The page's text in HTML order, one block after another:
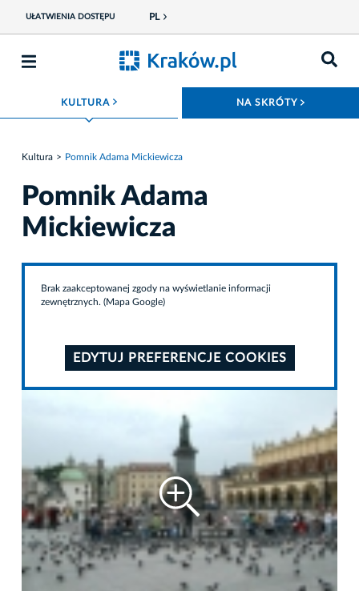
UŁATWIENIA DOSTĘPU PL
KULTURA ROZWIŃ MENU NA SKRÓTY
Kultura Pomnik Adama Mickiewicza
Pomnik Adama
Mickiewicza
Brak zaakceptowanej zgody na wyświetlanie informacji
zewnętrznych. (Mapa Google)
EDYTUJ PREFERENCJE COOKIES